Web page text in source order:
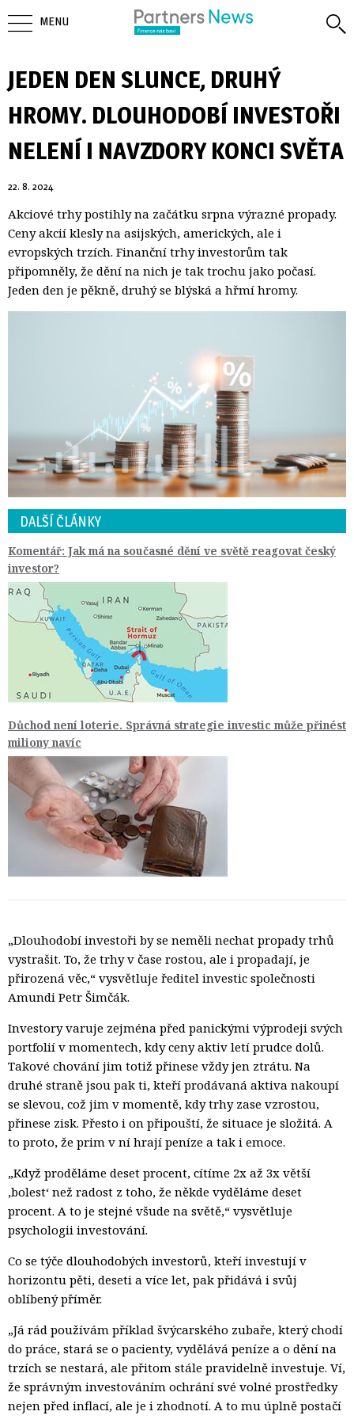
JEDEN DEN SLUNCE, DRUHÝ
HROMY. DLOUHODOBÍ INVESTOŘI
NELENÍ I NAVZDORY KONCI SVĚTA
22. 8. 2024
Akciové trhy postihly na začátku srpna výrazné propady.
Ceny akcií klesly na asijských, amerických, ale i
evropských trzích. Finanční trhy investorům tak
připomněly, že dění na nich je tak trochu jako počasí.
Jeden den je pěkně, druhý se blýská a hřmí hromy.
DALŠÍ ČLÁNKY
Komentář: Jak má na současné dění ve světě reagovat český
investor?
Důchod není loterie. Správná strategie investic může přinést
miliony navíc
„Dlouhodobí investoři by se neměli nechat propady trhů
vystrašit. To, že trhy v čase rostou, ale i propadají, je
přirozená věc,“ vysvětluje ředitel investic společnosti
Amundi Petr Šimčák.
Investory varuje zejména před panickými výprodeji svých
portfolií v momentech, kdy ceny aktiv letí prudce dolů.
Takové chování jim totiž přinese vždy jen ztrátu. Na
druhé straně jsou pak ti, kteří prodávaná aktiva nakoupí
se slevou, což jim v momentě, kdy trhy zase vzrostou,
přinese zisk. Přesto i on připouští, že situace je složitá. A
to proto, že prim v ní hrají peníze a tak i emoce.
„Když proděláme deset procent, cítíme 2x až 3x větší
,bolest‘ než radost z toho, že někde vyděláme deset
procent. A to je stejné všude na světě,“ vysvětluje
psychologii investování.
Co se týče dlouhodobých investorů, kteří investují v
horizontu pěti, deseti a více let, pak přidává i svůj
oblíbený příměr.
„Já rád používám příklad švýcarského zubaře, který chodí
do práce, stará se o pacienty, vydělává peníze a o dění na
trzích se nestará, ale přitom stále pravidelně investuje. Ví,
že správným investováním ochrání své volné prostředky
nejen před inflací, ale je i zhodnotí. A to mu úplně postačí
MENU